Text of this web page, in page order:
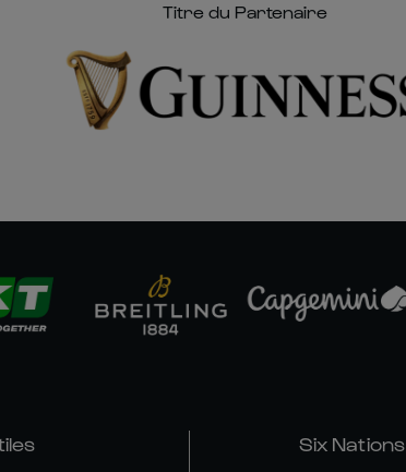
Titre du Partenaire
Six Nations